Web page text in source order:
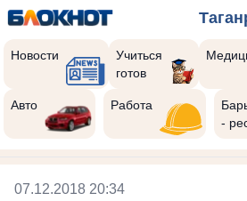
Новости
Учиться
готов
Авто Работа
-
07.12.2018 20:34